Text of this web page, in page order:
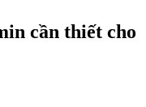
cần thiết cho